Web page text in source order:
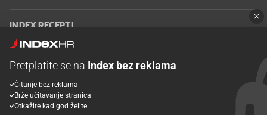
INDEX RECEPTI
Oglašavanje Zaposli se na Indexu
korištenja
Postavke kolačića
Pretplatite se na Index bez reklama
Čitanje bez reklama
Brže učitavanje stranica
Otkažite kad god želite